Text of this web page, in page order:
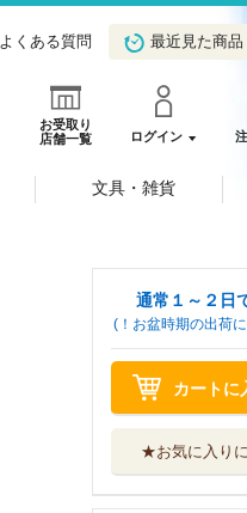
よくある質問 最近見た商品
お受取り
店舗一覧
ログイン
文具・雑貨
通常１～２日
(！お盆時期の出荷
カートに
★お気に入り